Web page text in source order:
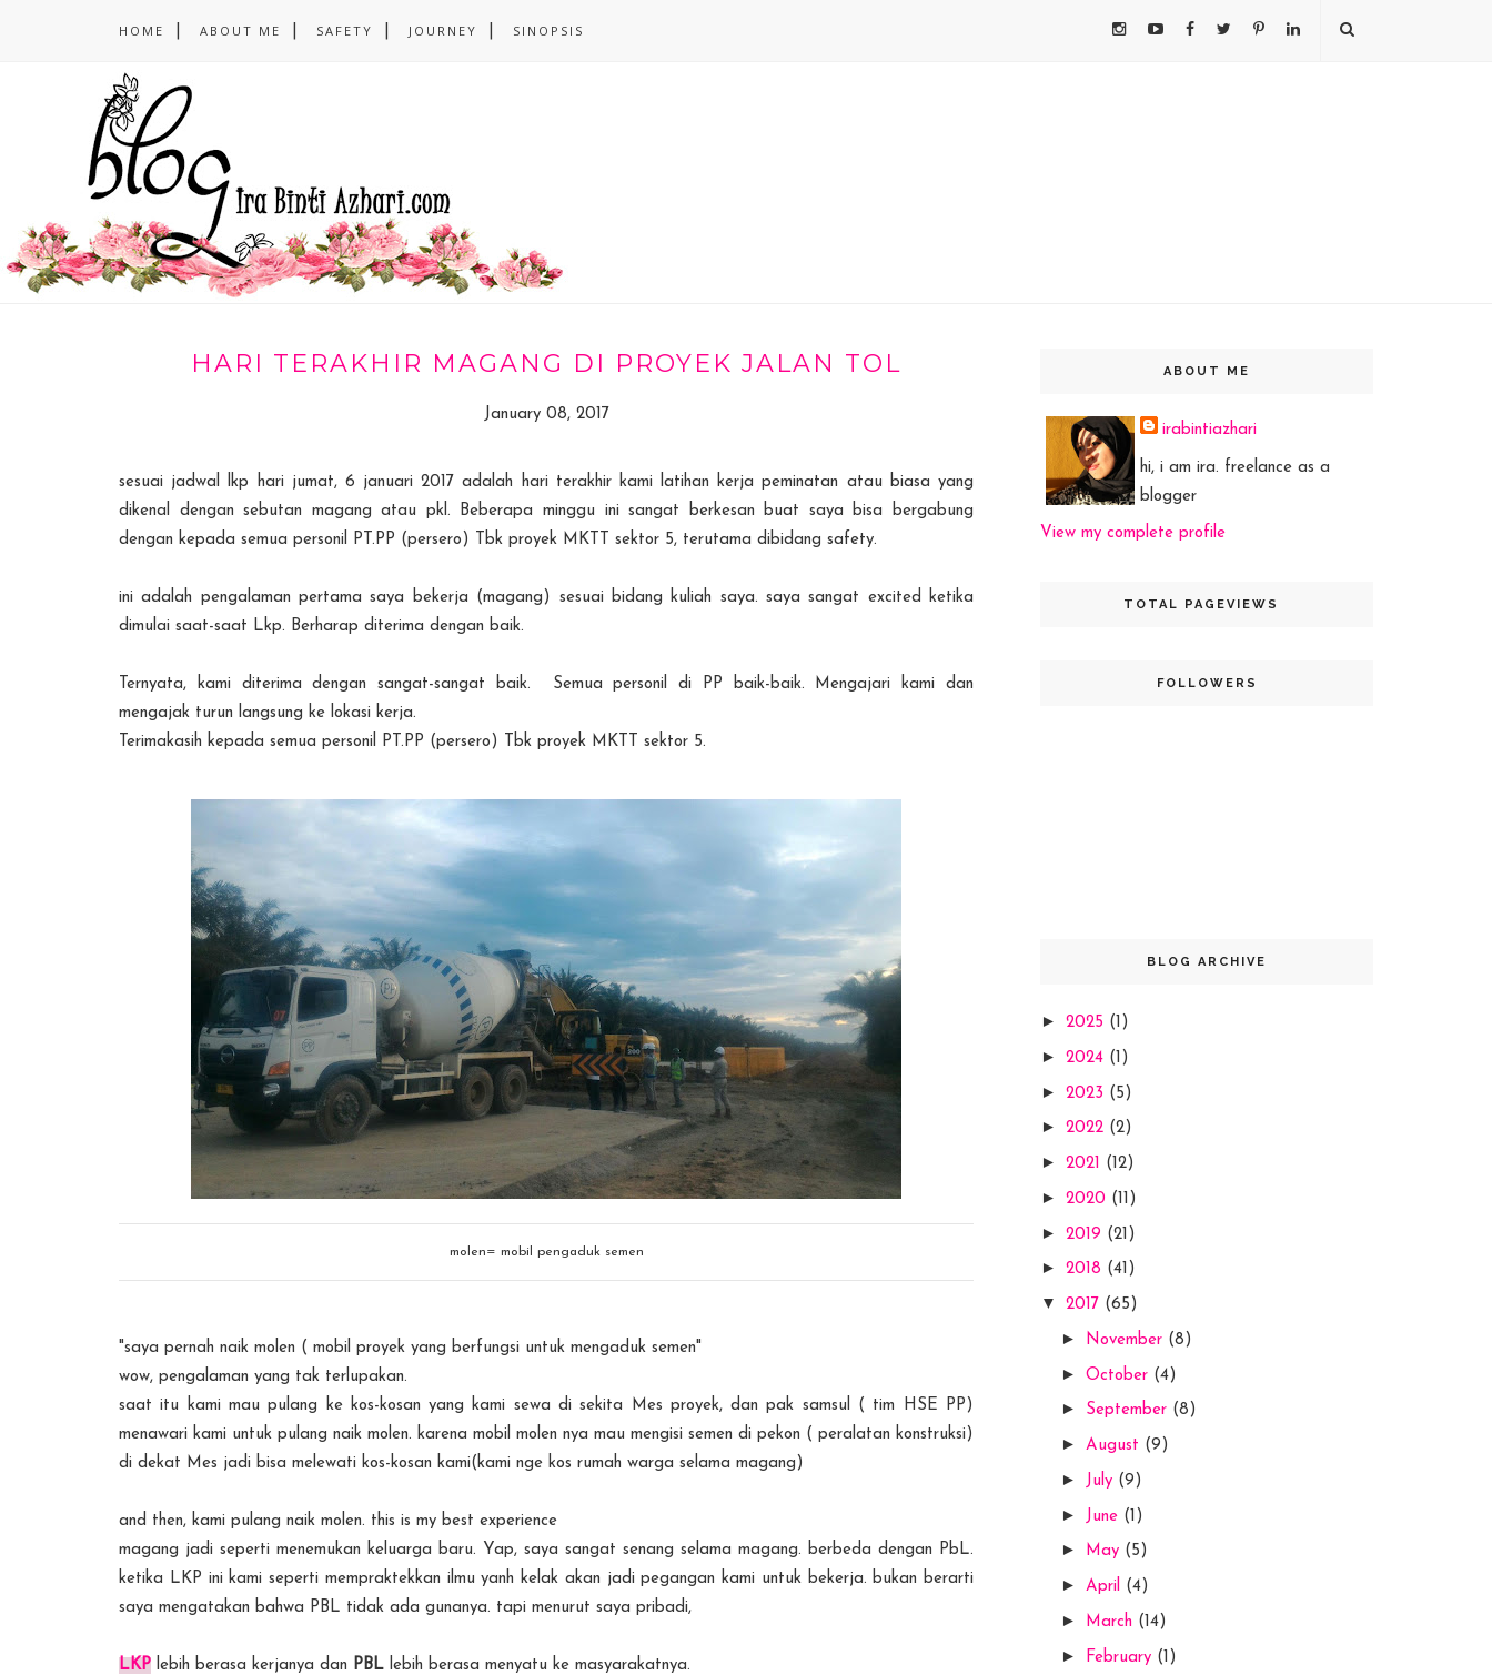
HOME ABOUT ME SAFETY JOURNEY SINOPSIS
HARI TERAKHIR MAGANG DI PROYEK JALAN TOL
January 08, 2017
sesuai jadwal lkp hari jumat, 6 januari 2017 adalah hari terakhir kami latihan kerja peminatan atau biasa yang
dikenal dengan sebutan magang atau pkl. Beberapa minggu ini sangat berkesan buat saya bisa bergabung
dengan kepada semua personil PT.PP (persero) Tbk proyek MKTT sektor 5, terutama dibidang safety.
ini adalah pengalaman pertama saya bekerja (magang) sesuai bidang kuliah saya. saya sangat excited ketika
dimulai saat-saat Lkp. Berharap diterima dengan baik.
Ternyata, kami diterima dengan sangat-sangat baik. Semua personil di PP baik-baik. Mengajari kami dan
mengajak turun langsung ke lokasi kerja.
Terimakasih kepada semua personil PT.PP (persero) Tbk proyek MKTT sektor 5.
molen= mobil pengaduk semen
"saya pernah naik molen ( mobil proyek yang berfungsi untuk mengaduk semen"
wow, pengalaman yang tak terlupakan.
saat itu kami mau pulang ke kos-kosan yang kami sewa di sekita Mes proyek, dan pak samsul ( tim HSE PP)
menawari kami untuk pulang naik molen. karena mobil molen nya mau mengisi semen di pekon ( peralatan konstruksi)
di dekat Mes jadi bisa melewati kos-kosan kami(kami nge kos rumah warga selama magang)
and then, kami pulang naik molen. this is my best experience
magang jadi seperti menemukan keluarga baru. Yap, saya sangat senang selama magang. berbeda dengan PbL.
ketika LKP ini kami seperti mempraktekkan ilmu yanh kelak akan jadi pegangan kami untuk bekerja. bukan berarti
saya mengatakan bahwa PBL tidak ada gunanya. tapi menurut saya pribadi,
LKP lebih berasa kerjanya dan PBL lebih berasa menyatu ke masyarakatnya.
ABOUT ME
irabintiazhari
hi, i am ira. freelance as a
blogger
View my complete profile
TOTAL PAGEVIEWS
FOLLOWERS
BLOG ARCHIVE
► 2025 (1)
► 2024 (1)
► 2023 (5)
► 2022 (2)
► 2021 (12)
► 2020 (11)
► 2019 (21)
► 2018 (41)
▼ 2017 (65)
► November (8)
► October (4)
► September (8)
► August (9)
► July (9)
► June (1)
► May (5)
► April (4)
► March (14)
► February (1)